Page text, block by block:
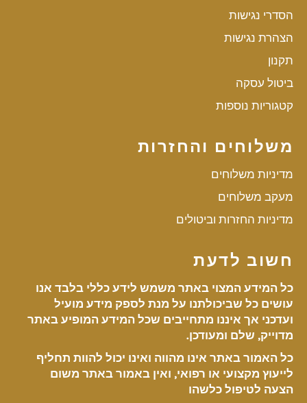
הסדרי נגישות
הצהרת נגישות
תקנון
ביטול עסקה
קטגוריות נוספות
משלוחים והחזרות
מדיניות משלוחים
מעקב משלוחים
מדיניות החזרות וביטולים
חשוב לדעת
כל המידע המצוי באתר משמש לידע כללי בלבד אנו
עושים כל שביכולתנו על מנת לספק מידע מועיל
ועדכני אך איננו מתחייבים שכל המידע המופיע באתר
מדוייק, שלם ומעודכן.
כל האמור באתר אינו מהווה ואינו יכול להוות תחליף
לייעוץ מקצועי או רפואי, ואין באמור באתר משום
הצעה לטיפול כלשהו